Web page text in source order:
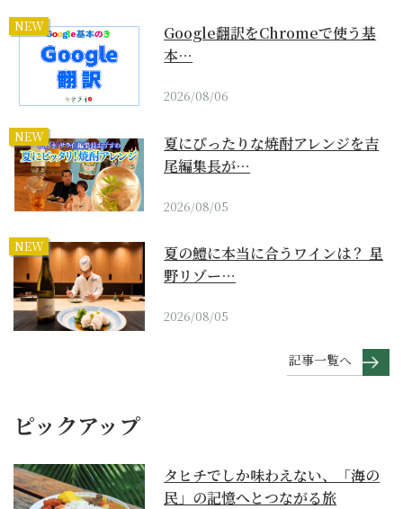
NEW
Google翻訳をChromeで使う基
本…
2026/08/06
NEW
夏にぴったりな焼酎アレンジを吉
尾編集長が…
2026/08/05
NEW
夏の鱧に本当に合うワインは？ 星
野リゾー…
2026/08/05
記事一覧へ
ピックアップ
タヒチでしか味わえない、「海の
民」の記憶へとつながる旅